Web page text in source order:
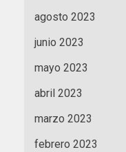
agosto 2023
junio 2023
mayo 2023
abril 2023
marzo 2023
febrero 2023